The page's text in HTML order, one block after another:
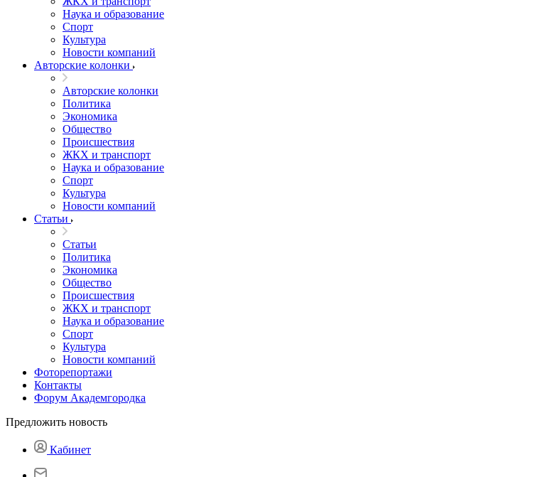
Наука и образование
Спорт
Культура
Новости компаний
Авторские колонки
Авторские колонки
Политика
Экономика
Общество
Происшествия
ЖКХ и транспорт
Наука и образование
Спорт
Культура
Новости компаний
Статьи
Статьи
Политика
Экономика
Общество
Происшествия
ЖКХ и транспорт
Наука и образование
Спорт
Культура
Новости компаний
Фоторепортажи
Контакты
Форум Академгородка
Предложить новость
Кабинет